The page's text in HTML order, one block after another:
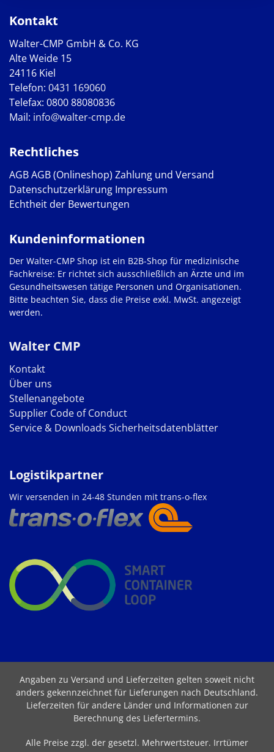
Kontakt
Walter-CMP GmbH & Co. KG
Alte Weide 15
24116 Kiel
Telefon: 0431 169060
Telefax: 0800 88080836
Mail: info@walter-cmp.de
Rechtliches
AGBAGB (Onlineshop) Zahlung und Versand
Datenschutzerklärung Impressum
Echtheit der Bewertungen
Walter CMP
Kontakt
Über uns
Stellenangebote
Supplier Code of Conduct
Service & Downloads Sicherheitsdatenblätter
Kundeninformationen
Der Walter-CMP Shop ist ein B2B-Shop für medizinische
Fachkreise: Er richtet sich ausschließlich an Ärzte und im
Gesundheitswesen tätige Personen und Organisationen.
Bitte beachten Sie, dass die Preise exkl. MwSt. angezeigt
werden.
Logistikpartner
Wir versenden in 24-48 Stunden mit trans-o-flex
Angaben zu Versand und Lieferzeiten gelten soweit nicht
anders gekennzeichnet für Lieferungen nach Deutschland.
Lieferzeiten für andere Länder und Informationen zur
Berechnung des Liefertermins.
Alle Preise zzgl. der gesetzl. Mehrwertsteuer. Irrtümer